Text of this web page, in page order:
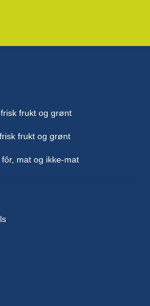
frukt og grønt
frukt og grønt
mat og ikke-mat